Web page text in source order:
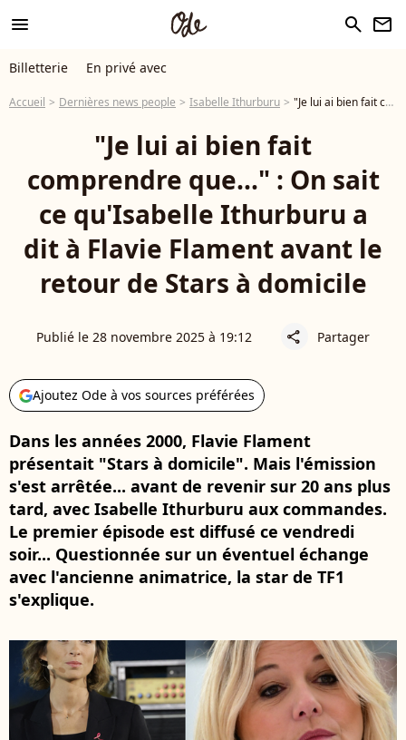
menu search newsletter
Billetterie En privé avec
Accueil Dernières news people Isabelle Ithurburu "Je lui ai bien fait comprendre que..." : On sait ce qu'Isabelle Ithurburu a dit à Flavie Flament avant le retour de Stars à domicile
"Je lui ai bien fait
comprendre que..." : On sait
ce qu'Isabelle Ithurburu a
dit à Flavie Flament avant le
retour de Stars à domicile
Publié le 28 novembre 2025 à 19:12 share Partager
Ajoutez Ode à vos sources préférées
Dans les années 2000, Flavie Flament
présentait "Stars à domicile". Mais l'émission
s'est arrêtée... avant de revenir sur 20 ans plus
tard, avec Isabelle Ithurburu aux commandes.
Le premier épisode est diffusé ce vendredi
soir... Questionnée sur un éventuel échange
avec l'ancienne animatrice, la star de TF1
s'explique.